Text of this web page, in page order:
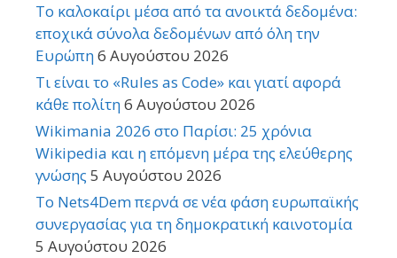
Το καλοκαίρι μέσα από τα ανοικτά δεδομένα:
εποχικά σύνολα δεδομένων από όλη την
Ευρώπη6 Αυγούστου 2026
Τι είναι το «Rules as Code» και γιατί αφορά
κάθε πολίτη6 Αυγούστου 2026
Wikimania 2026 στο Παρίσι: 25 χρόνια
Wikipedia και η επόμενη μέρα της ελεύθερης
γνώσης 5 Αυγούστου 2026
Το Nets4Dem περνά σε νέα φάση ευρωπαϊκής
συνεργασίας για τη δημοκρατική καινοτομία
5 Αυγούστου 2026